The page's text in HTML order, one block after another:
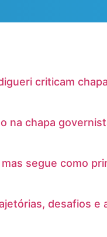
criticam
na chapa
segue como
desafios